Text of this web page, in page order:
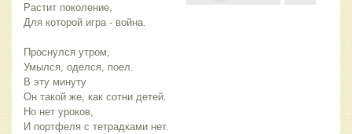
Растит поколение,
Для которой игра - война.
Проснулся утром,
Умылся, оделся, поел.
В эту минуту
Он такой же, как сотни детей.
Но нет уроков,
И портфеля с тетрадками нет.